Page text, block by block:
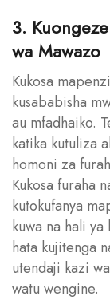
3.
wa Mawazo
Kukosa
kusababisha
au mfadhaiko.
katika kutuliza
homoni za
Kukosa furaha
kutokufanya
kuwa na hali
hata kujitenga
utendaji kazi
watu wengine.